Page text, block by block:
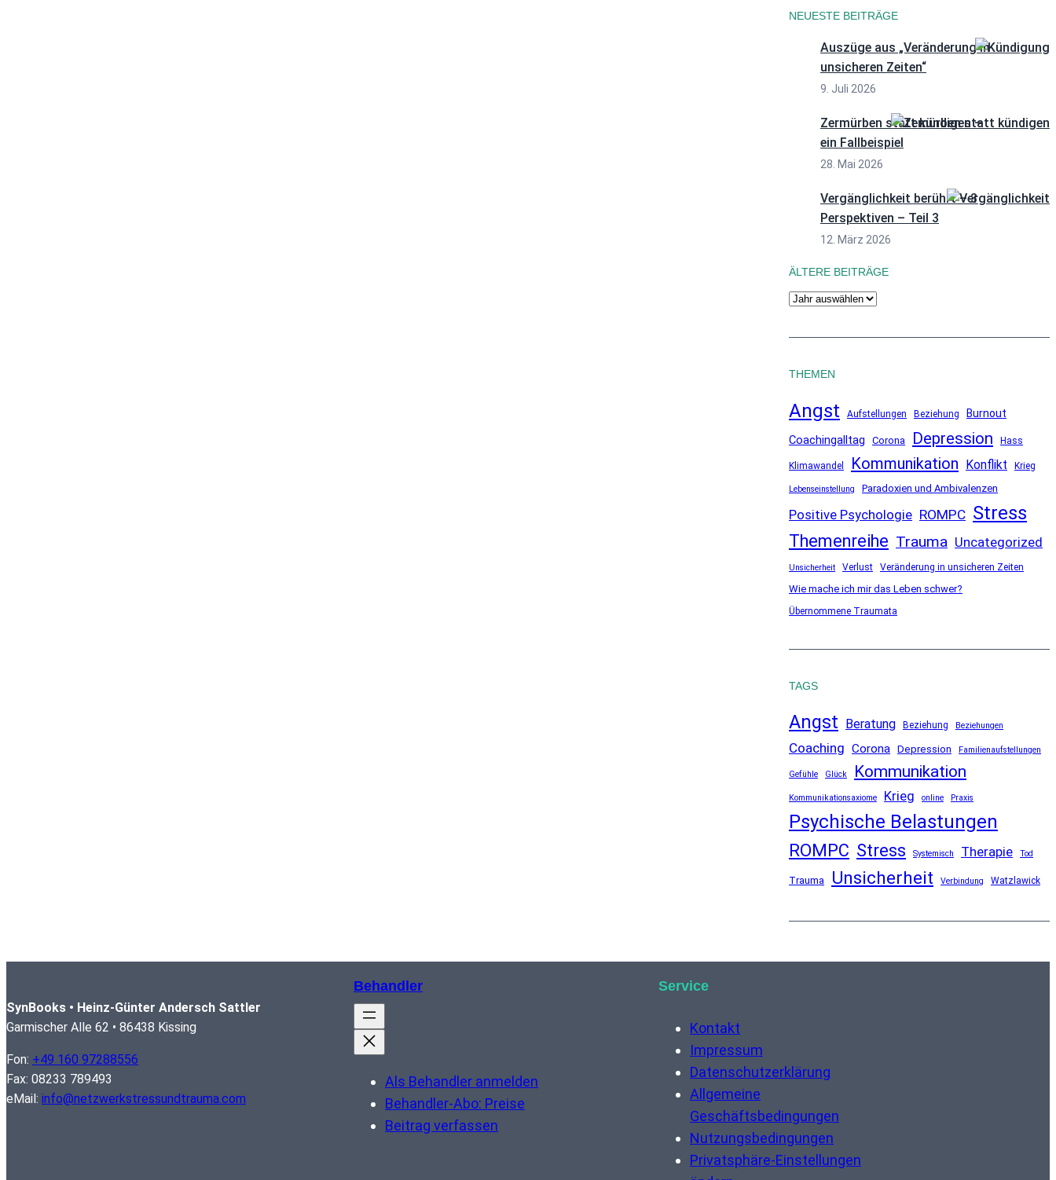
NEUESTE BEITRÄGE
Auszüge aus „Veränderung in
unsicheren Zeiten“
9. Juli 2026
Zermürben statt kündigen –
ein Fallbeispiel
28. Mai 2026
Vergänglichkeit berührt – 3
Perspektiven – Teil 3
12. März 2026
ÄLTERE BEITRÄGE
A
c
v
THEMEN
Angst Aufstellungen Beziehung Burnout
Coachingalltag Corona Depression Hass
Klimawandel Kommunikation Konflikt Krieg
Lebenseinstellung Paradoxien und Ambivalenzen
Positive Psychologie ROMPC Stress
Themenreihe Trauma Uncategorized
Unsicherheit Verlust Veränderung in unsicheren Zeiten
Wie mache ich mir das Leben schwer?
Übernommene Traumata
TAGS
Angst Beratung Beziehung Beziehungen
Coaching Corona Depression Familienaufstellungen
Gefühle Glück Kommunikation
Kommunikationsaxiome Krieg online Praxis
Psychische Belastungen
ROMPC Stress Systemisch Therapie Tod
Trauma Unsicherheit Verbindung Watzlawick
SynBooks • Heinz-Günter Andersch Sattler
Garmischer Alle 62 • 86438 Kissing
Fon: +49 160 97288556
Fax: 08233 789493
eMail: info@netzwerkstressundtrauma.com
Behandler
Als Behandler anmelden
Behandler-Abo: Preise
Beitrag verfassen
Service
Kontakt
Impressum
Datenschutzerklärung
Allgemeine
Geschäftsbedingungen
Nutzungsbedingungen
Privatsphäre-Einstellungen